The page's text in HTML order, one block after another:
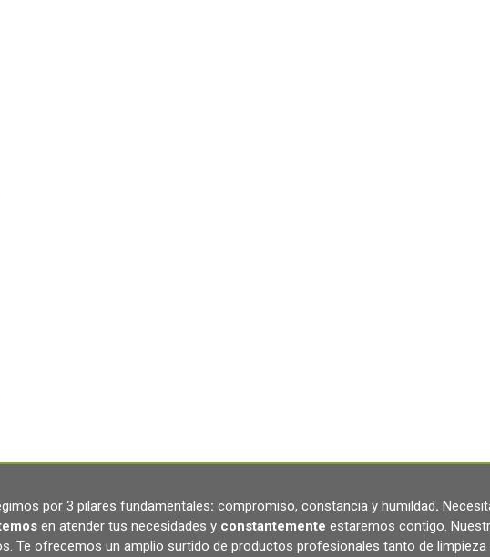
por 3 pilares fundamentales:compromiso, constancia y humildad.
en atender tus necesidades y constantemente estaremos contigo.
Te ofrecemos un amplio surtido de productos profesionales tanto de